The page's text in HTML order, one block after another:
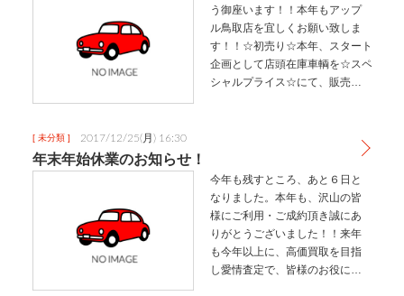
う御座います！！本年もアップ
ル鳥取店を宜しくお願い致しま
す！！☆初売り☆本年、スタート
企画として店頭在庫車輌を☆スペ
シャルプライス☆にて、販売致し
す！！オ…
[ 未分類 ] 2017/12/25(月) 16:30
年末年始休業のお知らせ！
今年も残すところ、あと６日と
なりました。本年も、沢山の皆
様にご利用・ご成約頂き誠にあ
りがとうございました！！来年
も今年以上に、高価買取を目指
し愛情査定で、皆様のお役に立